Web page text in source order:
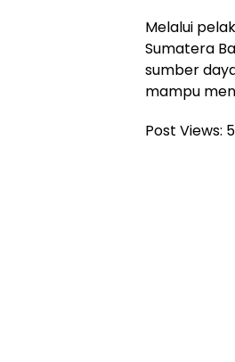
Melalui
Sumatera
sumber
mampu
Post Views: